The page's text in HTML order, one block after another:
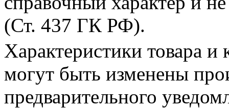
(Ст. 437 ГК РФ).
Характеристики товара и
могут быть изменены
предварительного